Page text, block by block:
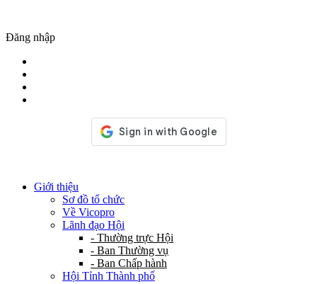
Đăng nhập
Giới thiệu
Sơ đồ tổ chức
Về Vicopro
Lãnh đạo Hội
- Thường trực Hội
- Ban Thường vụ
- Ban Chấp hành
Hội Tỉnh Thành phố